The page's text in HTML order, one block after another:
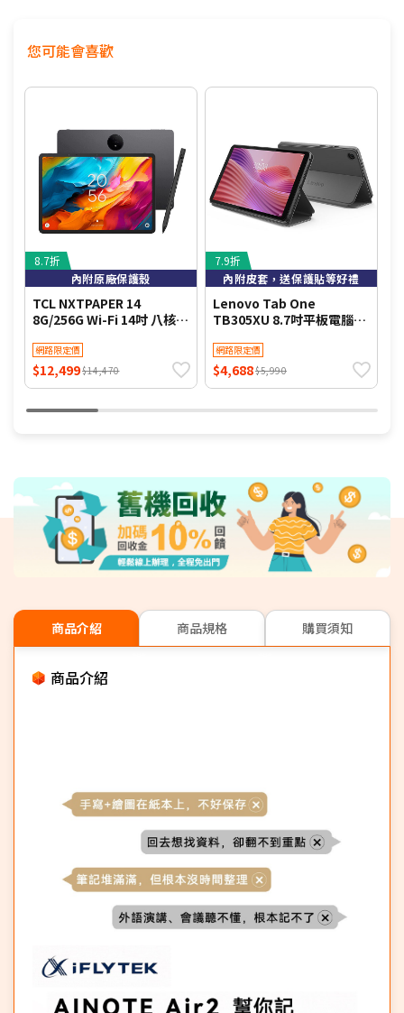
您可能會喜歡
8.7折
內附原廠保護殼
TCL NXTPAPER 14
8G/256G Wi-Fi 14吋 八核心
裝組
網路限定價
$12,499$14,470
7.9折
內附皮套，送保護貼等好禮
Lenovo Tab One
TB305XU 8.7吋平板電腦
網路限定價
$4,688$5,990
商品介紹 商品規格 購買須知
商品介紹